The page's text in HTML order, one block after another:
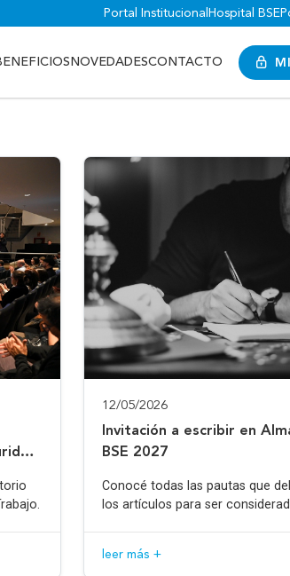
Portal Institucional Hospital BSE
NOVEDADESCONTACTO
12/05/2026
Invitación a escribir en
BSE 2027
Conocé todas las pautas que
los artículos para ser
leer más +